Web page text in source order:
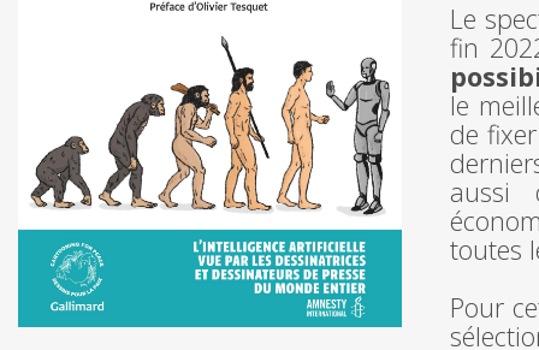
Le
fin
le
de
aussi
toutes
Pour